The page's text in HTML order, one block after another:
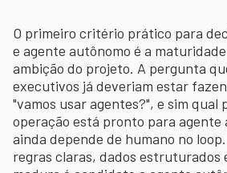
O primeiro critério prático para
e agente autônomo é a
ambição do projeto. A pergunta
executivos já deveriam estar
"vamos usar agentes?", e sim qual
operação está pronto para agente
ainda depende de humano no
regras claras, dados estruturados